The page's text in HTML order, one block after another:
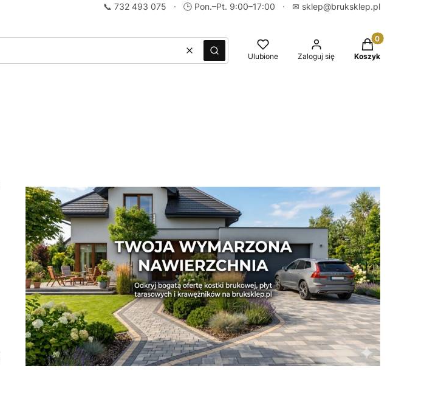
📞 732 493 075 · 🕒 Pon.–Pt. 9:00–17:00 · ✉ sklep@bruksklep.pl
WyczyśćSzukaj Ulubione Zaloguj się
Produkty w
Koszyk